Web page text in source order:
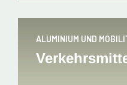
ALUMINIUM UND